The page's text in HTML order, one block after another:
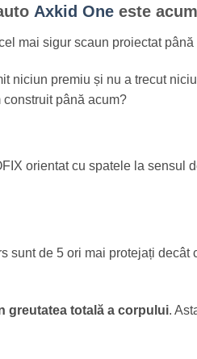
Axkid One este
mai sigur scaun proiectat
niciun premiu și nu a trecut
până acum?
orientat cu spatele la sensul
sunt de 5 ori mai protejați decât
greutatea totală a corpului.